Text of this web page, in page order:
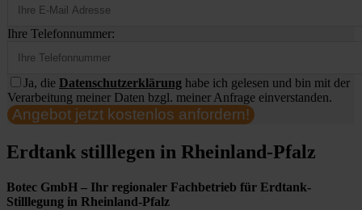
Ihre Telefonnummer:
Ja, die Datenschutzerklärung habe ich gelesen und bin mit der
Verarbeitung meiner Daten bzgl. meiner Anfrage einverstanden.
Angebot jetzt kostenlos anfordern!
Erdtank stilllegen in Rheinland-Pfalz
Botec GmbH – Ihr regionaler Fachbetrieb für Erdtank-
Stilllegung in Rheinland-Pfalz